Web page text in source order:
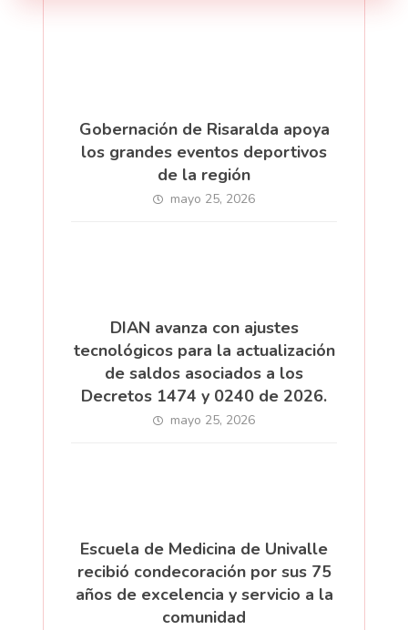
Gobernación de Risaralda apoya
los grandes eventos deportivos
de la región
mayo 25, 2026
DIAN avanza con ajustes
tecnológicos para la actualización
de saldos asociados a los
Decretos 1474 y 0240 de 2026.
mayo 25, 2026
Escuela de Medicina de Univalle
recibió condecoración por sus 75
años de excelencia y servicio a la
comunidad